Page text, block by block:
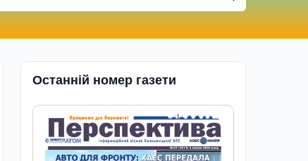
Останній номер газети